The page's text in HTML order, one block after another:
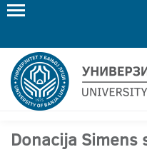
Donacija Simens